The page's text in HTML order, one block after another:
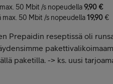
50 Mbit /s nopeudella9,90 €
50 Mbit /s nopeudella19,90 €
Prepaidin reseptissä oli
paketilla. -> ks. uusi